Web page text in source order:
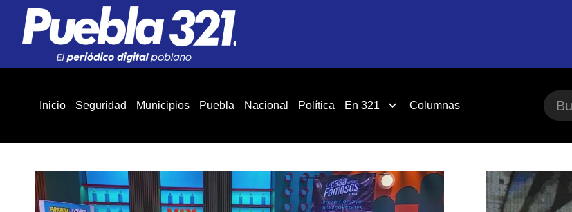
Inicio Seguridad Municipios Puebla Nacional Política En 321 Columnas